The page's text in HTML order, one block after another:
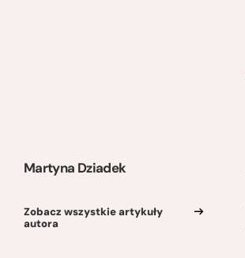
Martyna Dziadek
Zobacz wszystkie artykuły
autora